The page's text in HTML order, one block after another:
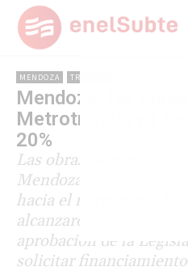
MENDOZA TRANVÍAS
Mendoza: las
Metrotranvía ya
20%
Las obras de
Mendoza avanzan a
hacia el norte como
alcanzaron el 20%. A
aprobación de la
solicitar